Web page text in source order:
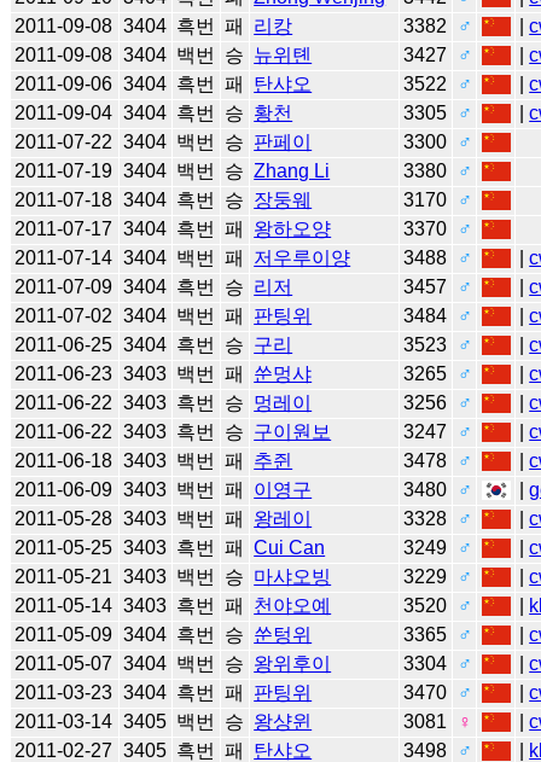
2011-09-08 3404 흑번 패 리캉 3382 ♂ |
2011-09-08 3404 백번 승 뉴위톈 3427 ♂ |
2011-09-06 3404 흑번 패 탄샤오 3522 ♂ |
2011-09-04 3404 흑번 승 황천 3305 ♂ |
2011-07-22 3404 백번 승 판페이 3300
♂
2011-07-19 3404 백번 승 Zhang Li 3380
♂
2011-07-18 3404 흑번 승 장둥웨 3170
♂
2011-07-17 3404 흑번 패 왕하오양 3370
♂
2011-07-14 3404 백번 패 저우루이양 3488 ♂ |
2011-07-09 3404 흑번 승 리저 3457 ♂ |
2011-07-02 3404 백번 패 판팅위 3484 ♂ |
2011-06-25 3404 흑번 승 구리 3523 ♂ |
2011-06-23 3403 백번 패 쑨멍샤 3265 ♂ |
2011-06-22 3403 흑번 승 멍레이 3256 ♂ |
2011-06-22 3403 흑번 승 구이원보 3247 ♂ |
2011-06-18 3403 백번 패 추쥔 3478 ♂ |
2011-06-09 3403 백번 패 이영구 3480 ♂ |
2011-05-28 3403 백번 패 왕레이 3328 ♂ |
2011-05-25 3403 흑번 패 Cui Can 3249 ♂ |
2011-05-21 3403 백번 승 마샤오빙 3229 ♂ |
2011-05-14 3403 흑번 패 천야오예 3520 ♂
2011-05-09 3404 흑번 승 쑨텅위 3365 ♂ |
2011-05-07 3404 백번 승 왕위후이 3304 ♂ |
2011-03-23 3404 흑번 패 판팅위 3470 ♂ |
2011-03-14 3405 백번 승 왕샹윈 3081 ♀ |
2011-02-27 3405 흑번 패 탄샤오 3498 ♂